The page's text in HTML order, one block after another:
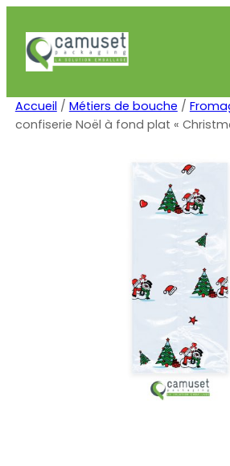
contenu
Accueil / Métiers de bouche /
confiserie Noël à fond plat «